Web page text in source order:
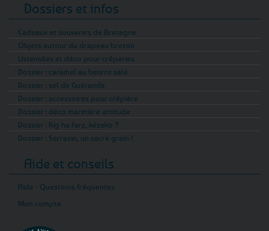
Dossiers et infos
Cadeaux et souvenirs de Bretagne
Objets autour du drapeau breton
Ustensiles et déco pour crêperies
Dossier : caramel au beurre salé
Dossier : sel de Guérande
Dossier : accessoires pour crêpière
Dossier : déco marinière attitude
Dossier : Kig ha Farz, kézako ?
Dossier : Sarrasin, un sacré grain !
Aide et conseils
Aide - Questions fréquentes
Mon compte